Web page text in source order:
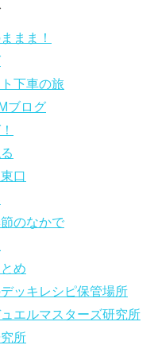
まま！
下車の旅
ブログ
口
のなかで
め
ッキレシピ保管場所
エルマスターズ研究所
所